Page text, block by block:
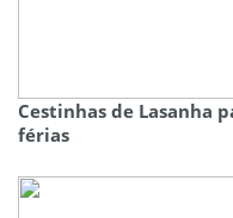
Cestinhas de Lasanha
férias